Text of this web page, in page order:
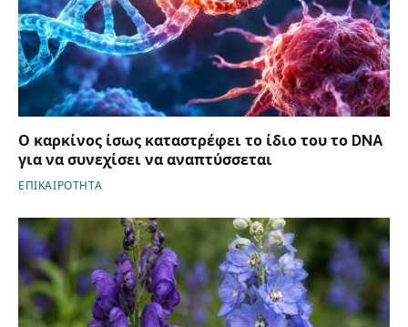
Ο καρκίνος ίσως καταστρέφει το ίδιο του το DNA
για να συνεχίσει να αναπτύσσεται
ΕΠΙΚΑΙΡΟΤΗΤΑ